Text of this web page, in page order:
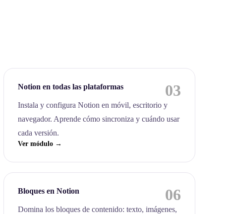
Notion en todas las plataformas 03
Instala y configura Notion en móvil, escritorio y
navegador. Aprende cómo sincroniza y cuándo usar
cada versión.
Ver módulo →
Bloques en Notion 06
Domina los bloques de contenido: texto, imágenes,